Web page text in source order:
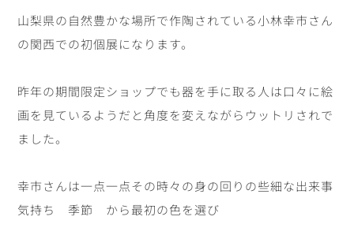
山梨県の自然豊かな場所で作陶されている小林幸市さん
の関西での初個展になります。
昨年の期間限定ショップでも器を手に取る人は口々に絵
画を見ているようだと角度を変えながらウットリされで
ました。
幸市さんは一点一点その時々の身の回りの些細な出来事
気持ち 季節 から最初の色を選び